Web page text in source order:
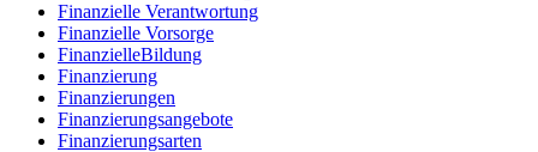
Finanzielle Verantwortung
Finanzielle Vorsorge
FinanzielleBildung
Finanzierung
Finanzierungen
Finanzierungsangebote
Finanzierungsarten